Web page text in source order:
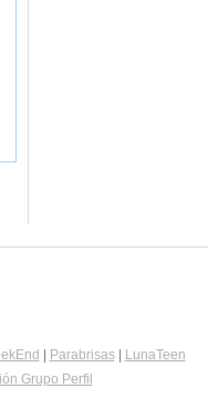
Parabrisas|
LunaTeen
Grupo Perfil